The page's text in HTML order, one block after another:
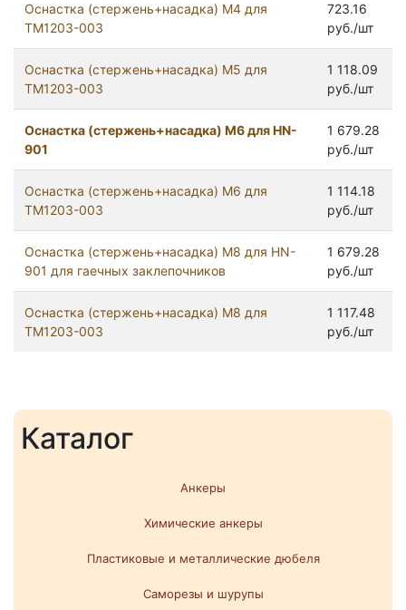
Каталог
Анкеры
Химические анкеры
Пластиковые и металлические дюбеля
Саморезы и шурупы
Оснастка (стержень+насадка) М4 для
ТМ1203-003
723.16
руб./шт
Оснастка (стержень+насадка) М5 для
ТМ1203-003
1 118.09
руб./шт
Оснастка (стержень+насадка) М6 для HN-
901
1 679.28
руб./шт
Оснастка (стержень+насадка) М6 для
ТМ1203-003
1 114.18
руб./шт
Оснастка (стержень+насадка) М8 для HN-
901 для гаечных заклепочников
1 679.28
руб./шт
Оснастка (стержень+насадка) М8 для
ТМ1203-003
1 117.48
руб./шт